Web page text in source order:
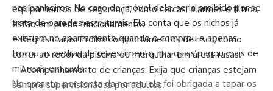
equipamentos de segurança, como cercas, alarmes e filtros,
estão em pleno funcionamento.
– Regras claras: Proíba comportamentos de risco, como
correr ao redor dapiscinaou mergulhar em áreas rasas.
– Acompanhamento de crianças: Exija que crianças estejam
sempre supervisionadas por adultos.
nos banheiros. No caso do imóvel dela, seria proibido por se
trata de paredes estruturais. Ela conta que os nichos já
existiam no apartamento quando o comprou e apenas
trocou as pedras de revestimento, nas quais pagou mais de
mil reais em cada.
No entanto, por conta da norma, ela foi obrigada a tapar os